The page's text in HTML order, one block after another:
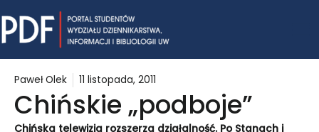
to
content
Paweł Olek 11 listopada, 2011
Chińskie „podboje”
Chińska telewizja rozszerza działalność. Po Stanach i